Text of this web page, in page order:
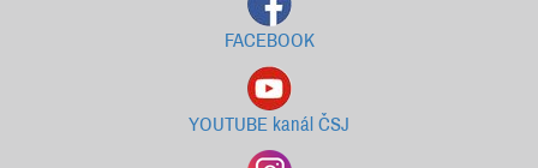
FACEBOOK
YOUTUBE kanál ČSJ